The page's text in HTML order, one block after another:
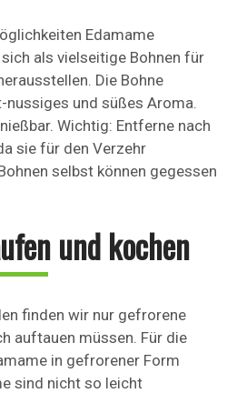
Edamame
als vielseitige Bohnen für
Die Bohne
und süßes Aroma.
Wichtig: Entferne nach
sie für den Verzehr
selbst können gegessen
und kochen
finden wir nur gefrorene
auftauen müssen. Für die
in gefrorener Form
sind nicht so leicht